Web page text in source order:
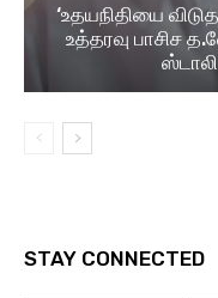
‘உதயநிதியை
உத்தரவு பாசிச
STAY CONNECTED